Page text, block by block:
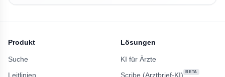
Produkt
Suche
Leitlinien
Lösungen
KI für Ärzte
Scribe (Arztbrief-KI)
BETA